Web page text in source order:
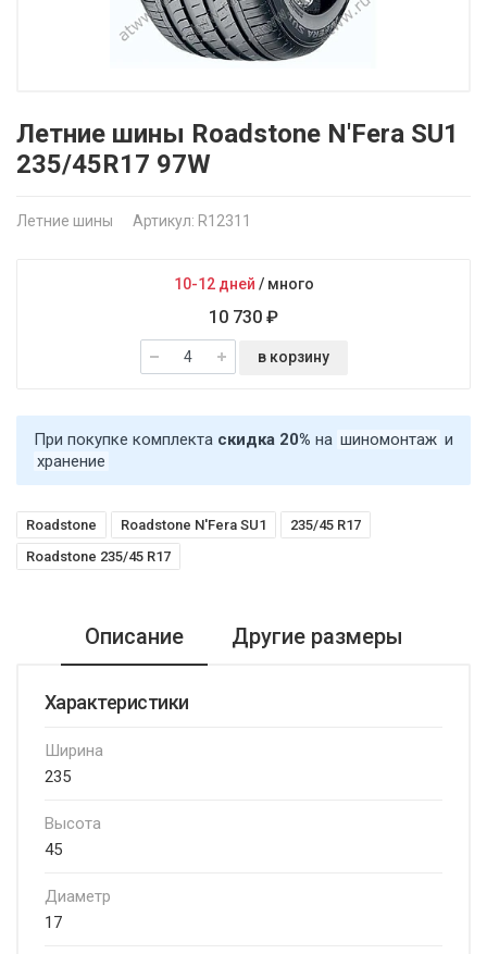
Летние шины Roadstone N'Fera SU1
235/45R17 97W
Летние шины Артикул: R12311
10-12 дней / много
10 730 ₽
в корзину
При покупке комплекта скидка 20% на шиномонтаж и
хранение
Roadstone Roadstone N'Fera SU1
235/45 R17
Roadstone 235/45 R17
Описание Другие размеры
Характеристики
Ширина
235
Высота
45
Диаметр
17